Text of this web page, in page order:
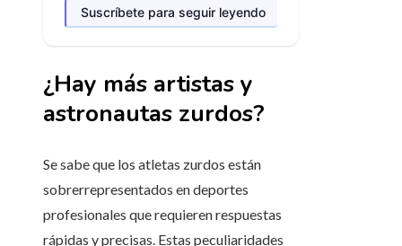
Suscríbete para seguir leyendo
¿Hay más artistas y
astronautas zurdos?
Se sabe que los atletas zurdos están
sobrerrepresentados en deportes
profesionales que requieren respuestas
rápidas y precisas. Estas peculiaridades